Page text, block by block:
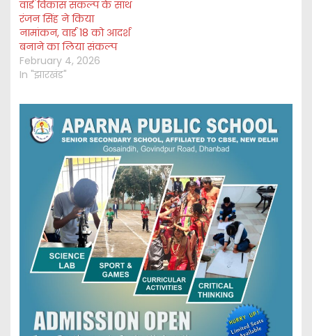
वार्ड विकास संकल्प के साथ
रंजन सिंह ने किया
नामांकन, वार्ड 18 को आदर्श
बनाने का लिया संकल्प
February 4, 2026
In "झारखंड"